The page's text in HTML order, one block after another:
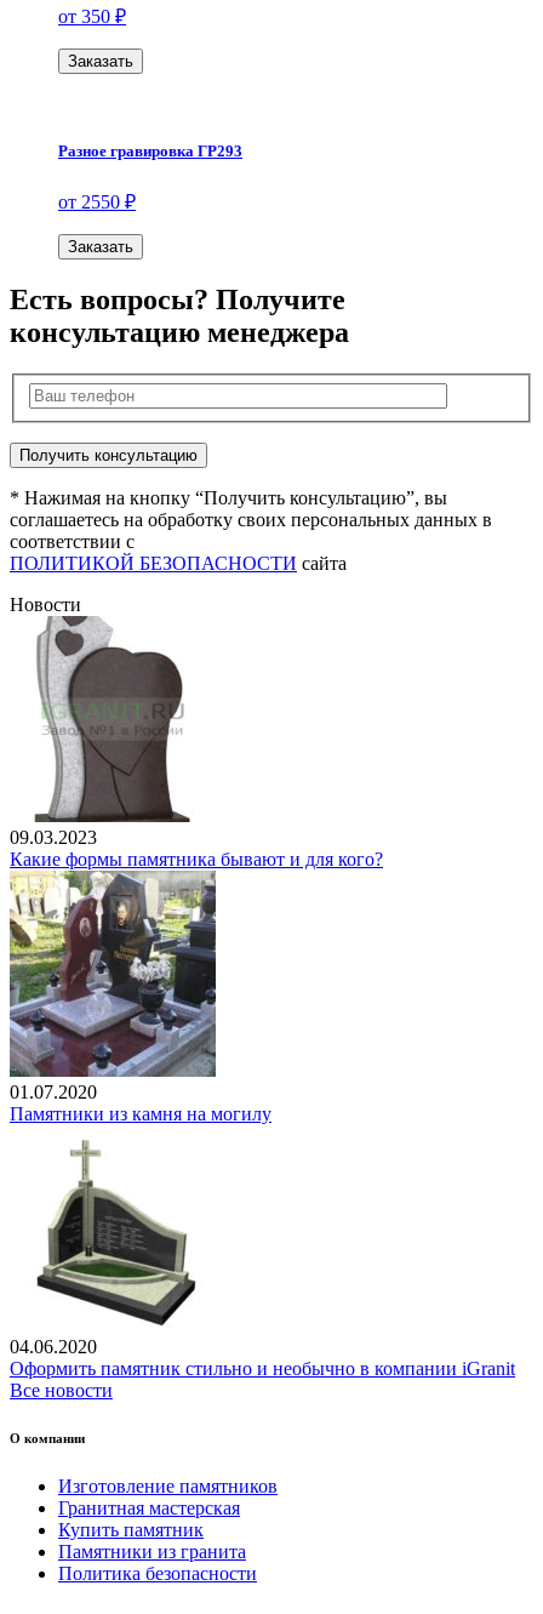
от 350 ₽
Заказать
Разное гравировка ГР293
от 2550 ₽
Заказать
Есть вопросы? Получите
консультацию менеджера
* Нажимая на кнопку “Получить консультацию”, вы
соглашаетесь на обработку своих персональных данных в
соответствии с
ПОЛИТИКОЙ БЕЗОПАСНОСТИ сайта
Новости
09.03.2023
Какие формы памятника бывают и для кого?
01.07.2020
Памятники из камня на могилу
04.06.2020
Оформить памятник стильно и необычно в компании iGranit
Все новости
О компании
Изготовление памятников
Гранитная мастерская
Купить памятник
Памятники из гранита
Политика безопасности